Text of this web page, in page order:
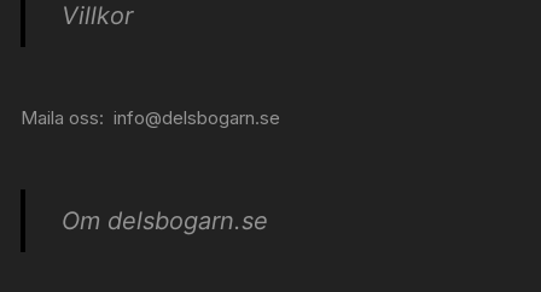
Villkor
Maila oss:info@delsbogarn.se
Om delsbogarn.se